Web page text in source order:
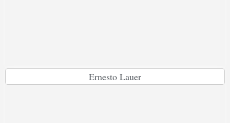
Ernesto Lauer